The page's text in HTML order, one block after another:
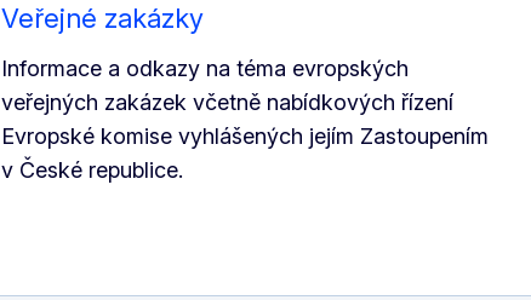
Veřejné zakázky
Informace a odkazy na téma evropských
veřejných zakázek včetně nabídkových řízení
Evropské komise vyhlášených jejím Zastoupením
v České republice.